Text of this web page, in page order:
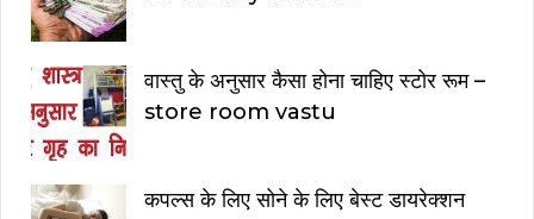
वास्तु के अनुसार कैसा होना चाहिए स्टोर रूम –
store room vastu
कपल्स के लिए सोने के लिए बेस्ट डायरेक्शन